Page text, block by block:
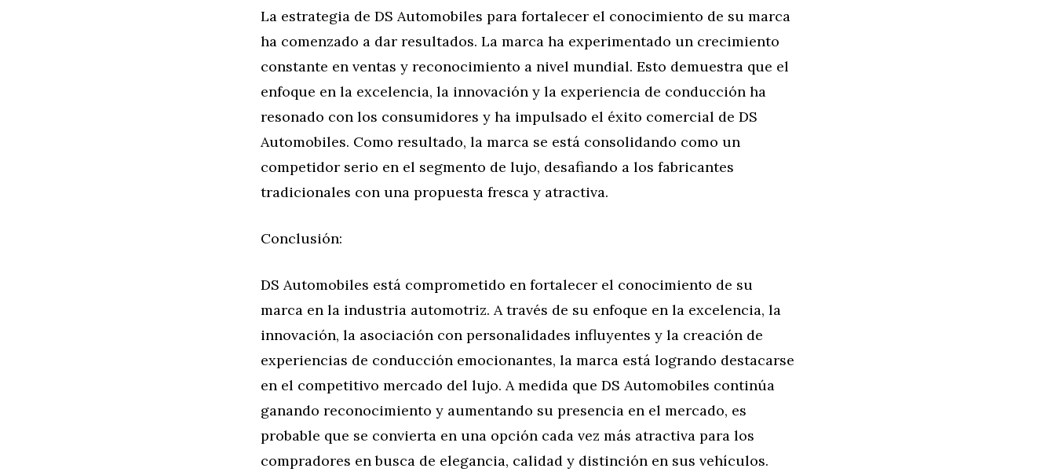
La estrategia de DS Automobiles para fortalecer el conocimiento de su marca
ha comenzado a dar resultados. La marca ha experimentado un crecimiento
constante en ventas y reconocimiento a nivel mundial. Esto demuestra que el
enfoque en la excelencia, la innovación y la experiencia de conducción ha
resonado con los consumidores y ha impulsado el éxito comercial de DS
Automobiles. Como resultado, la marca se está consolidando como un
competidor serio en el segmento de lujo, desafiando a los fabricantes
tradicionales con una propuesta fresca y atractiva.
Conclusión:
DS Automobiles está comprometido en fortalecer el conocimiento de su
marca en la industria automotriz. A través de su enfoque en la excelencia, la
innovación, la asociación con personalidades influyentes y la creación de
experiencias de conducción emocionantes, la marca está logrando destacarse
en el competitivo mercado del lujo. A medida que DS Automobiles continúa
ganando reconocimiento y aumentando su presencia en el mercado, es
probable que se convierta en una opción cada vez más atractiva para los
compradores en busca de elegancia, calidad y distinción en sus vehículos.